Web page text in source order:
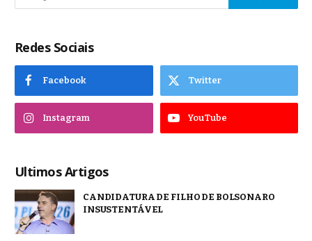
Redes Sociais
Facebook Twitter
Instagram YouTube
Ultimos Artigos
CANDIDATURA DE FILHO DE BOLSONARO
INSUSTENTÁVEL